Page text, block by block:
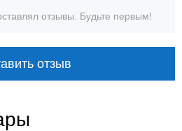
отзывы. Будьте первым!
отзыв